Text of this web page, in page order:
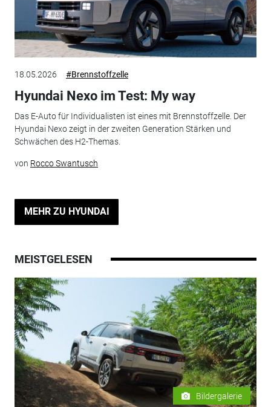
18.05.2026 #Brennstoffzelle
Hyundai Nexo im Test: My way
Das E-Auto für Individualisten ist eines mit Brennstoffzelle. Der
Hyundai Nexo zeigt in der zweiten Generation Stärken und
Schwächen des H2-Themas.
von Rocco Swantusch
MEHR ZU HYUNDAI
MEISTGELESEN
Bildergalerie